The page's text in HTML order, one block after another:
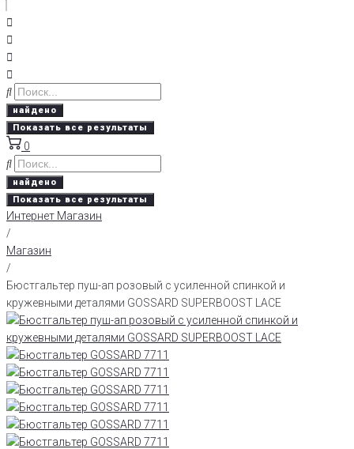
найдено
Показать все результаты
0
найдено
Показать все результаты
Интернет Магазин
/
Магазин
/
Бюстгальтер пуш-ап розовый с усиленной спинкой и
кружевными деталями GOSSARD SUPERBOOST LACE